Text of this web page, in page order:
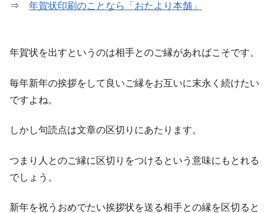
⇒ 年賀状印刷のことなら「おたより本舗」
年賀状を出すというのは相手とのご縁があればこそです。
毎年新年の挨拶をして良いご縁をお互いに末永く続けたい
ですよね。
しかし句読点は文章の区切りにあたります。
つまり人とのご縁に区切りをつけるという意味にもとれる
でしょう。
新年を祝うおめでたい挨拶状を送る相手との縁を区切ると